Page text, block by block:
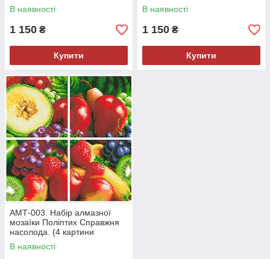
В наявності
1 150 ₴
Купити
В наявності
1 150 ₴
Купити
АМТ-003. Набір алмазної
мозаїки Поліптих Справжня
насолода. (4 картини
25х25см)
В наявності